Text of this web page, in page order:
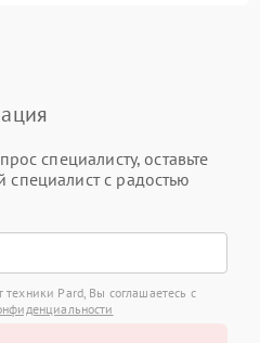
специалисту, оставьте
с радостью
Pard, Вы соглашаетесь с